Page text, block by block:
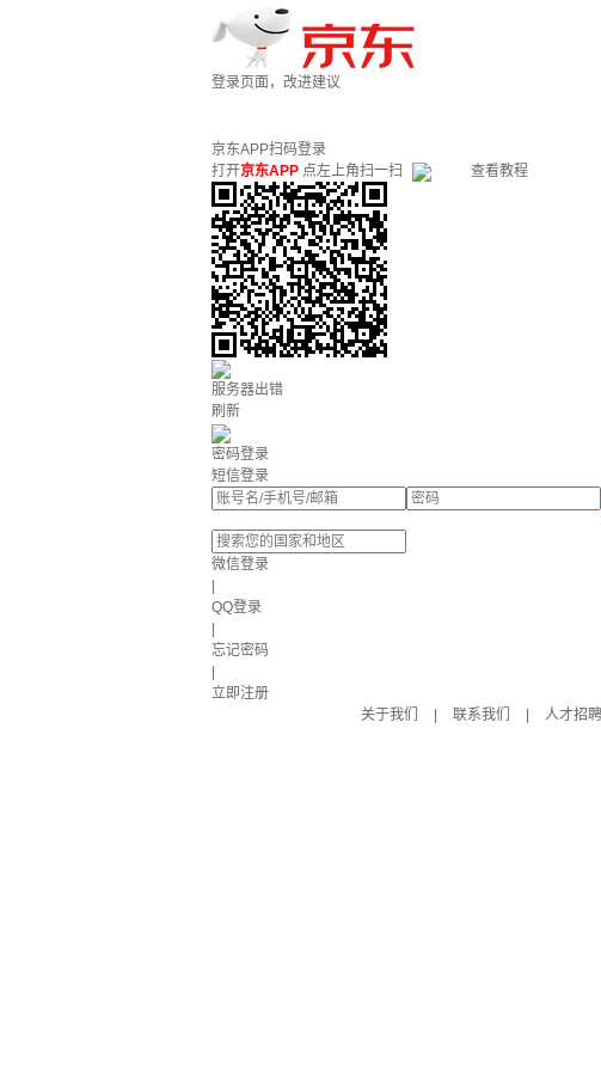
登录页面，改进建议
京东APP扫码登录
打开京东APP 点左上角扫一扫 查看教程
服务器出错
刷新
密码登录
短信登录
微信登录
QQ登录
忘记密码
立即注册
关于我们
联系我们 人才招聘